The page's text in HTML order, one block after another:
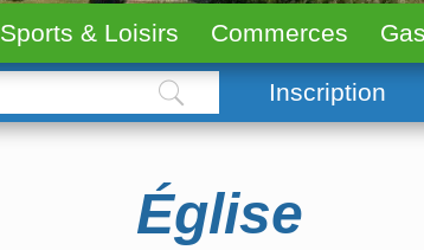
Sports & Loisirs Commerces
Inscription
Église